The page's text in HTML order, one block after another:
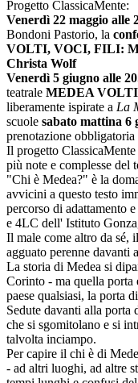
Progetto ClassicaMente:
Venerdì 22 maggio alle
Bondoni Pastorio, la
VOLTI, VOCI, FILI:
Christa Wolf
Venerdì 5 giugno alle
teatrale MEDEA
liberamente ispirate a La
scuole sabato mattina 6
prenotazione
Il progetto
più note e complesse del
"Chi è Medea?" è la
avvicini a questo testo
percorso di adattamento
e 4LC dell' Istituto
Il male come altro da sé,
agguato perenne davanti
La storia di Medea si
Corinto - ma quella porta
paese qualsiasi, la porta
Sedute davanti alla porta
che si sgomitolano e si
talvolta inciampo.
Per capire il chi è di
- ad altri luoghi, ad altre